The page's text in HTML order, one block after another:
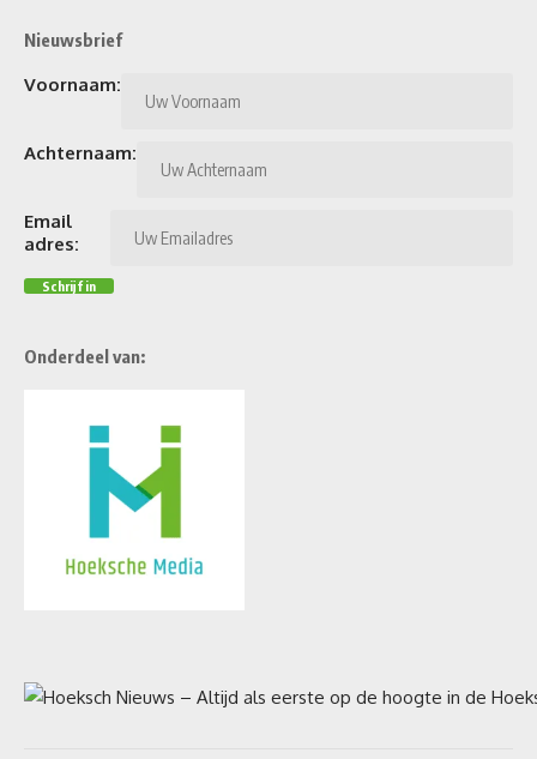
Nieuwsbrief
Voornaam:
Achternaam:
Email
adres:
Onderdeel van: